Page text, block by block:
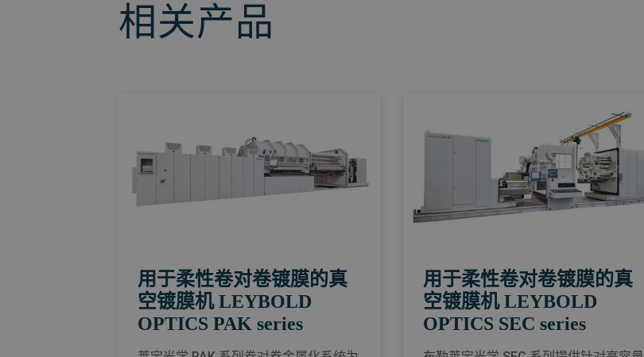
相关产品
用于柔性卷对卷镀膜的真
空镀膜机 LEYBOLD
OPTICS PAK series
用于柔性卷对卷镀膜的真
空镀膜机 LEYBOLD
OPTICS SEC series